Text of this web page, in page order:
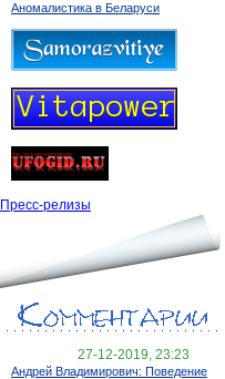
Аномалистика в Беларуси
Пресс-релизы
27-12-2019, 23:23
Андрей Владимирович: Поведение